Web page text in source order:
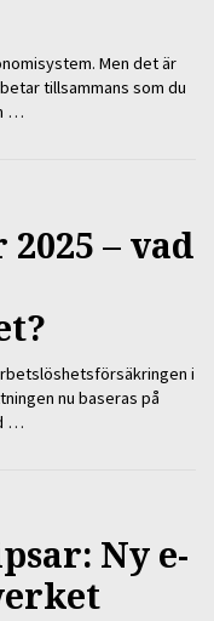
Men det är
tillsammans som du
…
– vad
i
nu baseras på
…
Ny e-